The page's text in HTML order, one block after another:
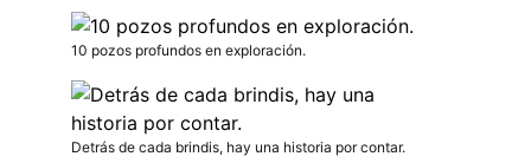
10 pozos profundos en exploración.
Detrás de cada brindis, hay una historia por contar.